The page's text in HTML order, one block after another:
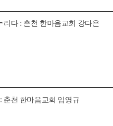
다 : 춘천 한마음교회 강다은
춘천 한마음교회 임영규